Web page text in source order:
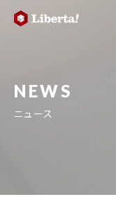
NEWS
ニュース